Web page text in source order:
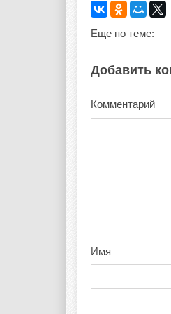
Еще по теме:
Добавить
Комментарий
Имя